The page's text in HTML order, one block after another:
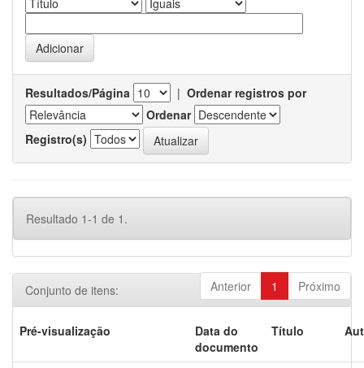
Resultados/Página | Ordenar registros por
Ordenar
Registro(s)
Resultado 1-1 de 1.
Anterior 1 Próximo
Conjunto de itens:
Pré-visualização
Data do
documento
Título